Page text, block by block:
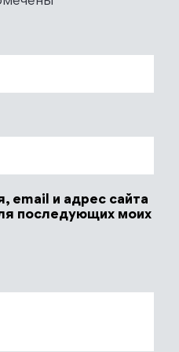
email и адрес сайта
последующих моих